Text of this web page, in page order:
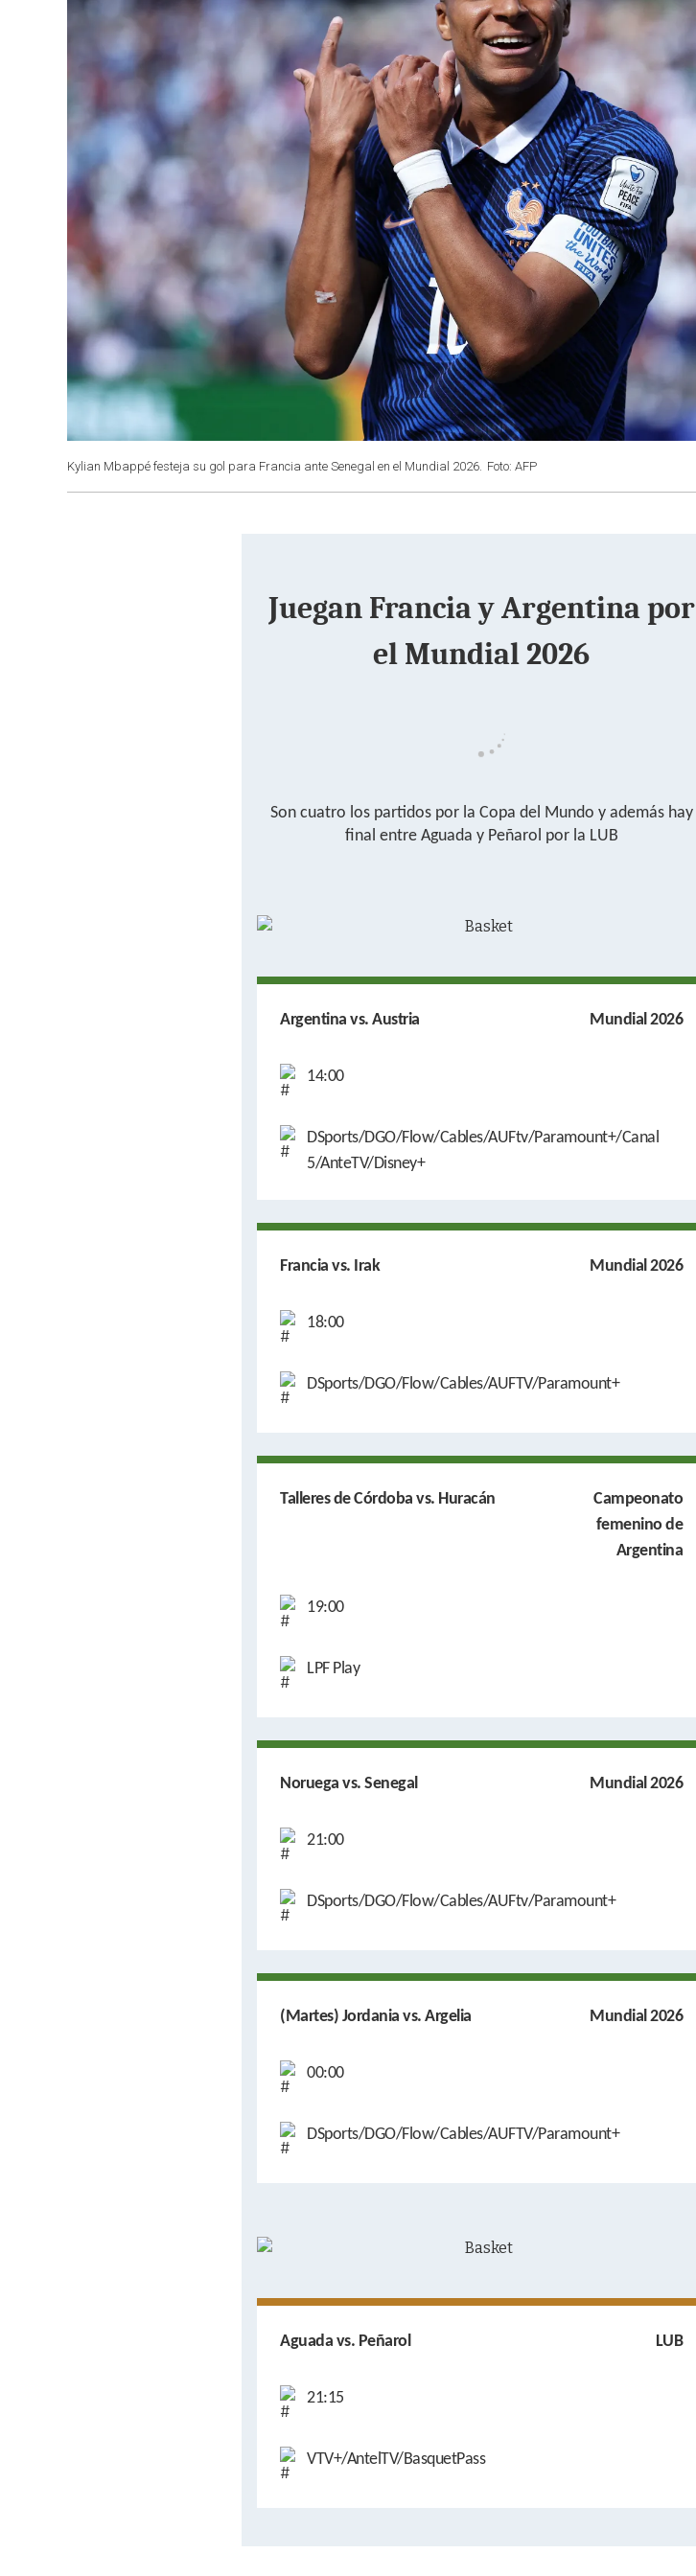
Kylian Mbappé festeja su gol para Francia ante Senegal en el Mundial 2026. Foto: AFP
Juegan Francia y Argentina por
el Mundial 2026
Son cuatro los partidos por la Copa del Mundo y además hay
final entre Aguada y Peñarol por la LUB
Argentina vs. Austria Mundial 2026
14:00
DSports/DGO/Flow/Cables/AUFtv/Paramount+/Canal
5/AnteTV/Disney+
Francia vs. Irak Mundial 2026
18:00
DSports/DGO/Flow/Cables/AUFTV/Paramount+
Talleres de Córdoba vs. Huracán
Campeonato
femenino de
Argentina
19:00
LPF Play
Noruega vs. Senegal Mundial 2026
21:00
DSports/DGO/Flow/Cables/AUFtv/Paramount+
(Martes) Jordania vs. Argelia Mundial 2026
00:00
DSports/DGO/Flow/Cables/AUFTV/Paramount+
Aguada vs. Peñarol LUB
21:15
VTV+/AntelTV/BasquetPass